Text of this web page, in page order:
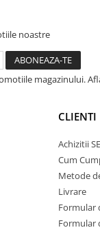
noastre
magazinului.
CLIENTI
Achizitii
Cum
Metode
Livrare
Formular
Formular